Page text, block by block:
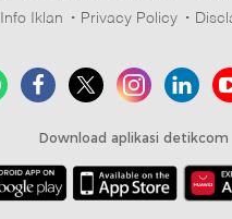
Info Iklan
Privacy Policy
Download aplikasi detikcom